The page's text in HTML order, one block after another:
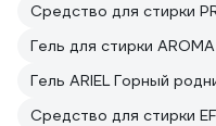
Средство для стирки
Гель для стирки
Гель ARIEL Горный
Средство для стирки